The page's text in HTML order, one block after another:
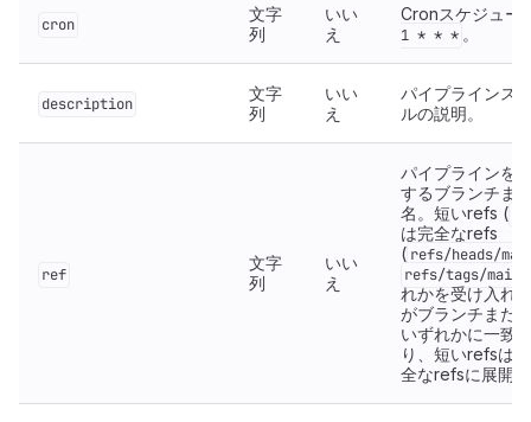
cron
文字
列
いい
え
Cronスケジュー
1 * * * 。
description
文字
列
いい
え
パイプラインス
ルの説明。
ref
文字
列
いい
え
パイプラインを
するブランチま
名。短いrefs (
は完全なrefs
( refs/heads/
refs/tags/main
れかを受け入れ
がブランチまた
いずれかに一致
り、短いrefsは
全なrefsに展開